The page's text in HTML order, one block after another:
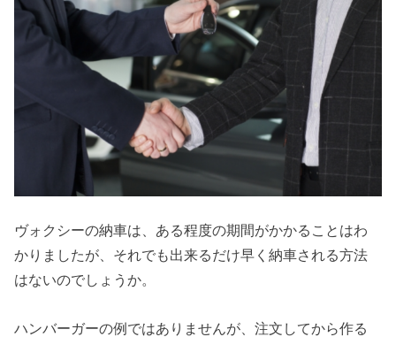
ヴォクシーの納車は、ある程度の期間がかかることはわ
かりましたが、それでも出来るだけ早く納車される方法
はないのでしょうか。
ハンバーガーの例ではありませんが、注文してから作る